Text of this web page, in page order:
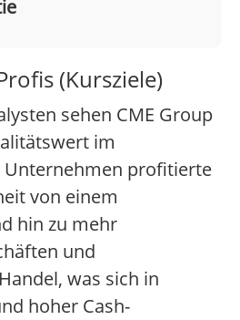
(Kursziele)
sehen CME Group
im
Unternehmen profitierte
von einem
hin zu mehr
und
was sich in
hoher Cash-